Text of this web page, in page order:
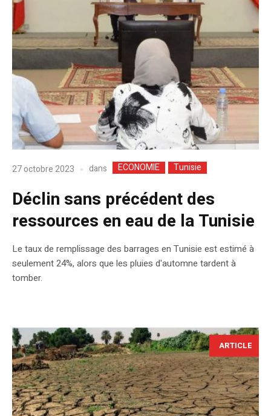
27 octobre 2023 dans ECONOMIE Tunisie
Déclin sans précédent des
ressources en eau de la Tunisie
Le taux de remplissage des barrages en Tunisie est estimé à
seulement 24%, alors que les pluies d'automne tardent à
tomber.
ARTICLE